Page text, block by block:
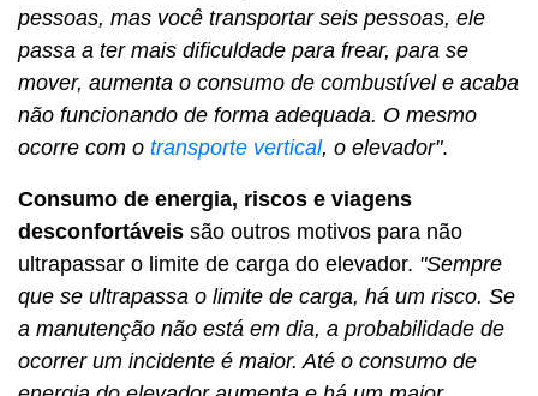
pessoas, mas você transportar seis pessoas, ele
passa a ter mais dificuldade para frear, para se
mover, aumenta o consumo de combustível e acaba
não funcionando de forma adequada. O mesmo
ocorre com o transporte vertical, o elevador".
Consumo de energia, riscos e viagens
desconfortáveis são outros motivos para não
ultrapassar o limite de carga do elevador. "Sempre
que se ultrapassa o limite de carga, há um risco. Se
a manutenção não está em dia, a probabilidade de
ocorrer um incidente é maior. Até o consumo de